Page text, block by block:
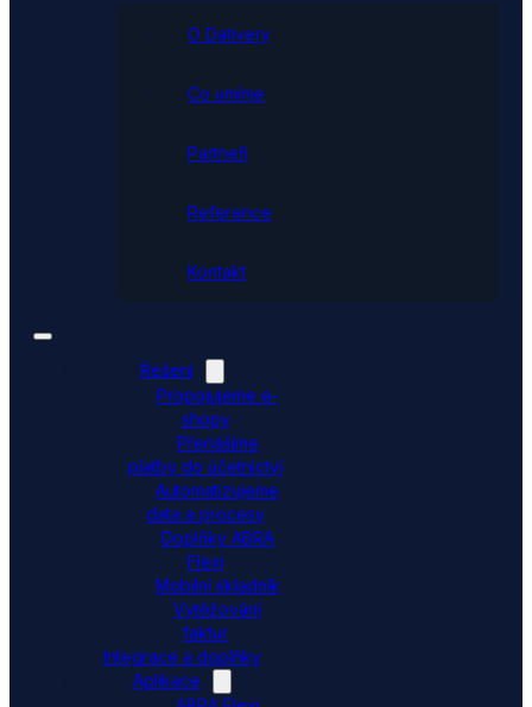
O Dativery
Co umíme
Partneři
Reference
Kontakt
Řešení
Propojujeme e-
shopy
Přenášíme
platby do účetnictví
Automatizujeme
data a procesy
Doplňky ABRA
Flexi
Mobilní skladník
Vytěžování
faktur
Integrace a doplňky
Aplikace